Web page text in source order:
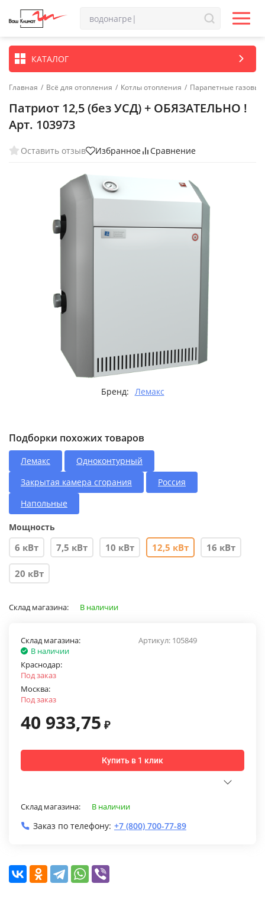
КАТАЛОГ
Главная / Всё для отопления / Котлы отопления / Парапетные
Патриот 12,5 (без УСД) + ОБЯЗАТЕЛЬНО !
Арт. 103973
Оставить отзыв Избранное Сравнение
Бренд: Лемакс
Подборки похожих товаров
Лемакс
Одноконтурный
Закрытая камера сгорания
Россия
Напольные
Мощность
6 кВт 7,5 кВт 10 кВт 12,5 кВт 16 кВт
20 кВт
Склад магазина: В наличии
Артикул: 105849
Склад магазина:
В наличии
Краснодар:
Под заказ
Москва:
Под заказ
40 933,75 ₽
Купить в 1 клик
Склад магазина: В наличии
Заказ по телефону: +7 (800) 700-77-89